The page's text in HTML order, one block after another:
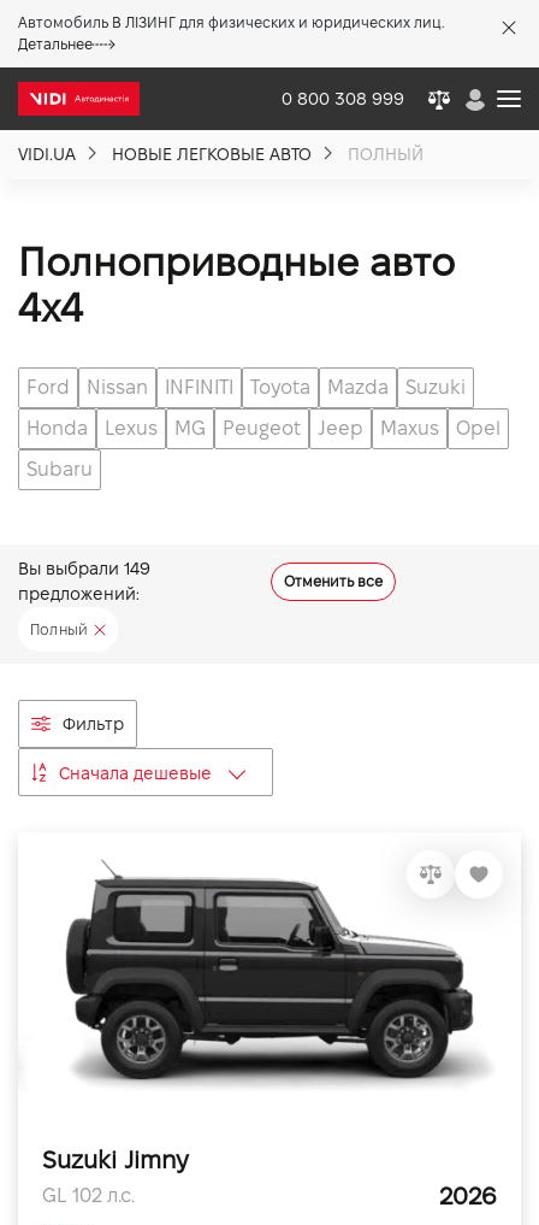
Автомобиль В ЛІЗИНГ для физических и юридических лиц.
Детальнее
0 800 308 999
VIDI.UA НОВЫЕ ЛЕГКОВЫЕ АВТО ПОЛНЫЙ
Полноприводные авто
4х4
Ford Nissan INFINITI Toyota Mazda
Suzuki
Honda
Lexus MG Peugeot Jeep Maxus
Opel
Subaru
Вы выбрали 149
предложений:
Отменить все
Полный
Фильтр
Сначала дешевые
Suzuki Jimny
GL 102 л.с. 2026
Акции %
Политика качества
Вакансии
VIDI Карьера
Контакты
Підпишись на наш канал та слідкуй за
акціями, послугами та новинками